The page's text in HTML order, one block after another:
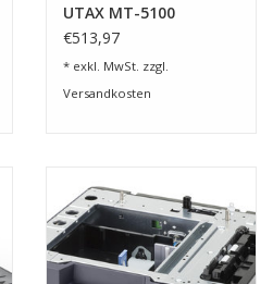
UTAX MT-5100
€513,97
* exkl. MwSt. zzgl.
Versandkosten